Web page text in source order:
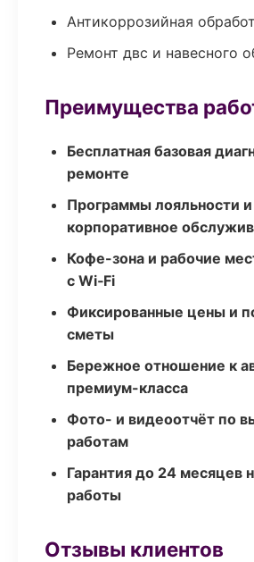
Антикоррозийная
Ремонт двс и навесного
Преимущества
Бесплатная базовая
ремонте
Программы лояльности и
корпоративное
Кофе-зона и рабочие
с Wi‑Fi
Фиксированные цены и
сметы
Бережное отношение к
премиум-класса
Фото- и видеоотчёт по
работам
Гарантия до 24 месяцев
работы
Отзывы клиентов